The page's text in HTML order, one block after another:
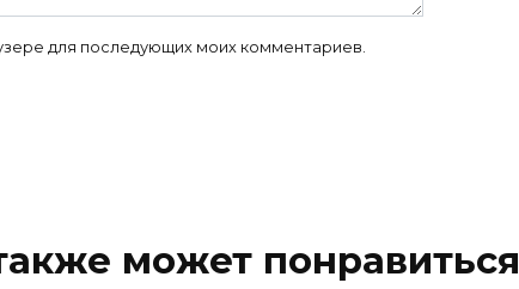
для последующих моих комментариев.
может понравиться